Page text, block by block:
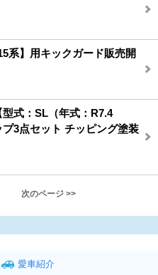
系】用キックガード販売開
式：SL（年式：R7.4
3点セット チッピング塗装
次のページ >>
愛車紹介